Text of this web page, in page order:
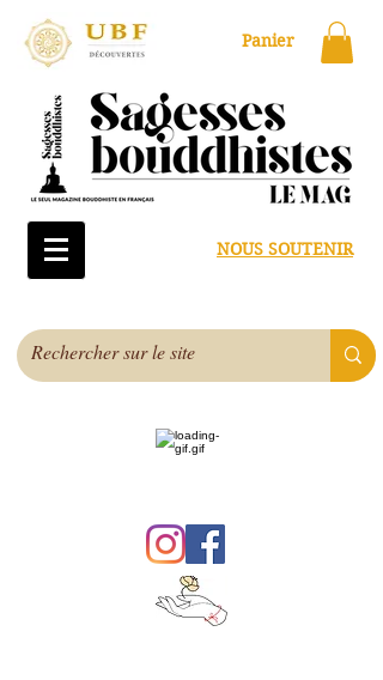
Panier
NOUS SOUTENIR